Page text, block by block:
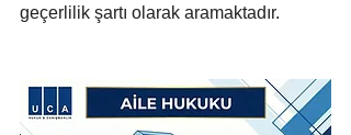
geçerlilik şartı olarak aramaktadır.